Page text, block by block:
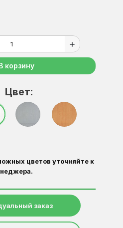
add
корзину
Цвет:
цветов уточняйте к
заказ